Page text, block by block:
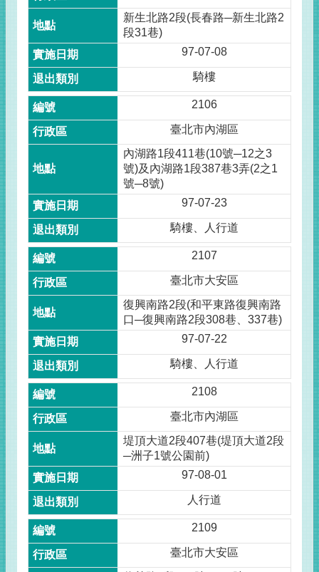
新生北路2段(長春路─新生北路2
段31巷)
97-07-08
騎樓
2106
臺北市內湖區
內湖路1段411巷(10號─12之3
號)及內湖路1段387巷3弄(2之1
號─8號)
97-07-23
騎樓、人行道
2107
臺北市大安區
復興南路2段(和平東路復興南路
口─復興南路2段308巷、337巷)
97-07-22
騎樓、人行道
2108
臺北市內湖區
堤頂大道2段407巷(堤頂大道2段
─洲子1號公園前)
97-08-01
人行道
2109
臺北市大安區